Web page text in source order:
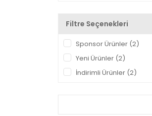
Harems (6)
Eagles (4)
Habipoğlu (4)
Softto Plus (3)
Filtre Seçenekleri
Sponsor Ürünler (2)
Yeni Ürünler (2)
İndirimli Ürünler (2)